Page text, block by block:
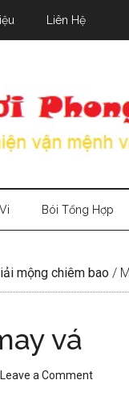
Liên Hệ
Bói Tổng Hợp
mộng chiêm bao /
vá
Leave a Comment